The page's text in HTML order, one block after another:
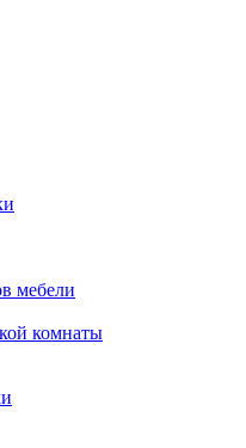
мебели
комнаты